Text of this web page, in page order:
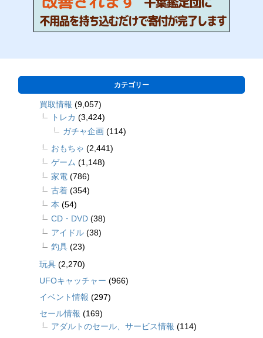
カテゴリー
買取情報 (9,057)
トレカ (3,424)
ガチャ企画 (114)
おもちゃ (2,441)
ゲーム (1,148)
家電 (786)
古着 (354)
本 (54)
CD・DVD (38)
アイドル (38)
釣具 (23)
玩具 (2,270)
UFOキャッチャー (966)
イベント情報 (297)
セール情報 (169)
アダルトのセール、サービス情報 (114)